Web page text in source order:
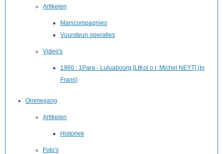
Artikelen
Marscompagnies
Vuursteun operaties
Video's
1960 : 1Para - Luluabourg [LtKol o.r. Michel NEYT] (In
Frans)
Ommegang
Artikelen
Historiek
Foto's